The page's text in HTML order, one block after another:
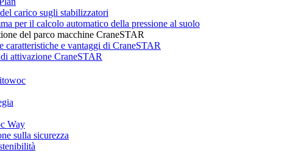
carico sugli stabilizzatori
per il calcolo automatico della pressione al suolo
del parco macchine CraneSTAR
caratteristiche e vantaggi di CraneSTAR
attivazione CraneSTAR
Way
sulla sicurezza